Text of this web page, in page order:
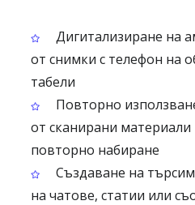
Дигитализиране на
от снимки с телефон на
табели
Повторно
от сканирани материали
повторно набиране
Създаване на
на чатове, статии или